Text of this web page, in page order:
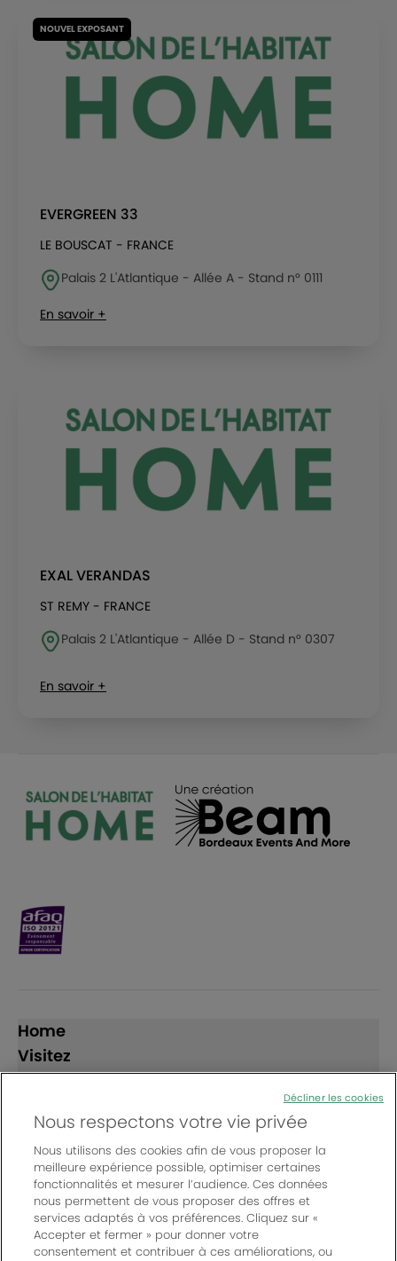
NOUVEL EXPOSANT
EVERGREEN 33
LE BOUSCAT - FRANCE
Palais 2 L'Atlantique - Allée A - Stand n° 0111
En savoir +
EXAL VERANDAS
ST REMY - FRANCE
Palais 2 L'Atlantique - Allée D - Stand n° 0307
En savoir +
Home
Visitez
Exposez
Suivez-nous
Nous respectons votre vie privée
Nous utilisons des cookies afin de vous proposer la
meilleure expérience possible, optimiser certaines
fonctionnalités et mesurer l’audience. Ces données
nous permettent de vous proposer des offres et
services adaptés à vos préférences. Cliquez sur «
Accepter et fermer » pour donner votre
consentement et contribuer à ces améliorations, ou
Décliner les cookies